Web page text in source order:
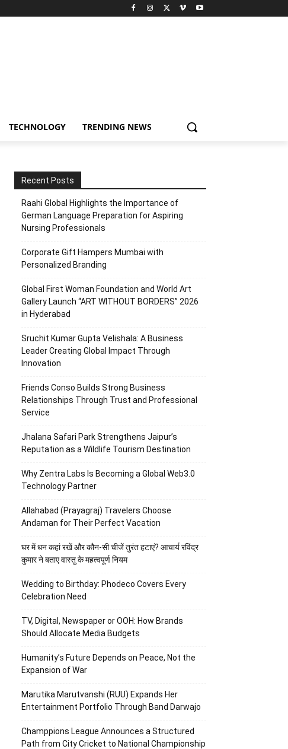
TECHNOLOGY TRENDING NEWS
Recent Posts
Raahi Global Highlights the Importance of
German Language Preparation for Aspiring
Nursing Professionals
Corporate Gift Hampers Mumbai with
Personalized Branding
Global First Woman Foundation and World Art
Gallery Launch “ART WITHOUT BORDERS” 2026
in Hyderabad
Sruchit Kumar Gupta Velishala: A Business
Leader Creating Global Impact Through
Innovation
Friends Conso Builds Strong Business
Relationships Through Trust and Professional
Service
Jhalana Safari Park Strengthens Jaipur’s
Reputation as a Wildlife Tourism Destination
Why Zentra Labs Is Becoming a Global Web3.0
Technology Partner
Allahabad (Prayagraj) Travelers Choose
Andaman for Their Perfect Vacation
घर में धन कहां रखें और कौन-सी चीजें तुरंत हटाएं? आचार्य रविंद्र
कुमार ने बताए वास्तु के महत्वपूर्ण नियम
Wedding to Birthday: Phodeco Covers Every
Celebration Need
TV, Digital, Newspaper or OOH: How Brands
Should Allocate Media Budgets
Humanity’s Future Depends on Peace, Not the
Expansion of War
Marutika Marutvanshi (RUU) Expands Her
Entertainment Portfolio Through Band Darwajo
Champpions League Announces a Structured
Path from City Cricket to National Championship